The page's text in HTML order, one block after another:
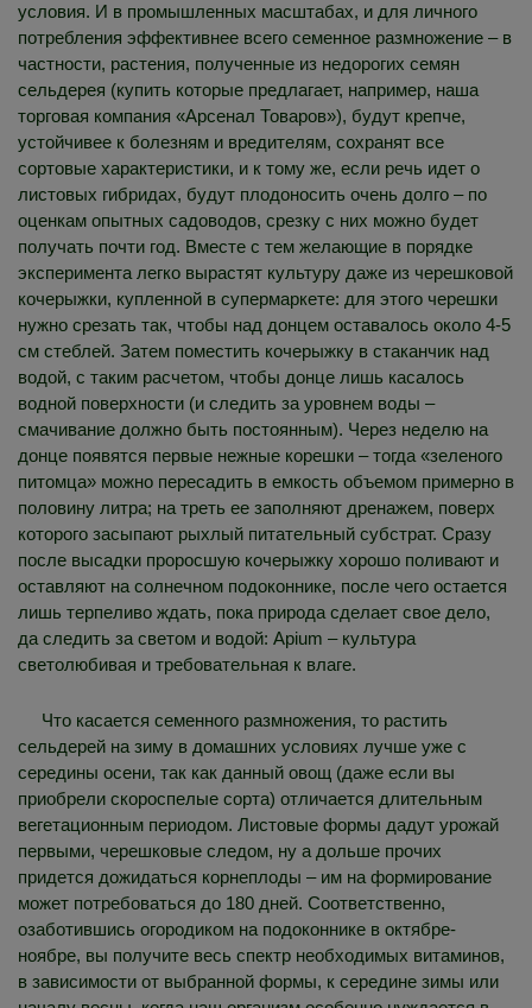
условия. И в промышленных масштабах, и для личного
потребления эффективнее всего семенное размножение – в
частности, растения, полученные из недорогих семян
сельдерея (купить которые предлагает, например, наша
торговая компания «Арсенал Товаров»), будут крепче,
устойчивее к болезням и вредителям, сохранят все
сортовые характеристики, и к тому же, если речь идет о
листовых гибридах, будут плодоносить очень долго – по
оценкам опытных садоводов, срезку с них можно будет
получать почти год. Вместе с тем желающие в порядке
эксперимента легко вырастят культуру даже из черешковой
кочерыжки, купленной в супермаркете: для этого черешки
нужно срезать так, чтобы над донцем оставалось около 4-5
см стеблей. Затем поместить кочерыжку в стаканчик над
водой, с таким расчетом, чтобы донце лишь касалось
водной поверхности (и следить за уровнем воды –
смачивание должно быть постоянным). Через неделю на
донце появятся первые нежные корешки – тогда «зеленого
питомца» можно пересадить в емкость объемом примерно в
половину литра; на треть ее заполняют дренажем, поверх
которого засыпают рыхлый питательный субстрат. Сразу
после высадки проросшую кочерыжку хорошо поливают и
оставляют на солнечном подоконнике, после чего остается
лишь терпеливо ждать, пока природа сделает свое дело,
да следить за светом и водой: Apium – культура
светолюбивая и требовательная к влаге.
Что касается семенного размножения, то растить
сельдерей на зиму в домашних условиях лучше уже с
середины осени, так как данный овощ (даже если вы
приобрели скороспелые сорта) отличается длительным
вегетационным периодом. Листовые формы дадут урожай
первыми, черешковые следом, ну а дольше прочих
придется дожидаться корнеплоды – им на формирование
может потребоваться до 180 дней. Соответственно,
озаботившись огородиком на подоконнике в октябре-
ноябре, вы получите весь спектр необходимых витаминов,
в зависимости от выбранной формы, к середине зимы или